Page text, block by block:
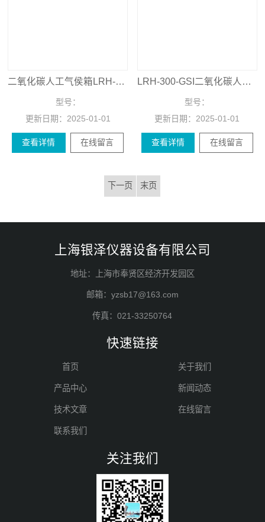
二氧化碳人工气侯箱LRH-400-GSI
型号：
更新日期： 2025-01-01
查看详情 在线留言
LRH-300-GSI二氧化碳人工气侯箱
型号：
更新日期： 2025-01-01
查看详情 在线留言
下一页 末页
上海银泽仪器设备有限公司
地址：上海市奉贤区经济开发园区
邮箱：yzsb17@163.com
传真：021-33250764
快速链接
首页 关于我们
产品中心 新闻动态
技术文章 在线留言
联系我们
关注我们